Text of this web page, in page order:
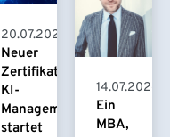
20.07.2026
Neuer
Zertifikatskurs
KI-
Management
startet
14.07.2026
Ein
MBA,